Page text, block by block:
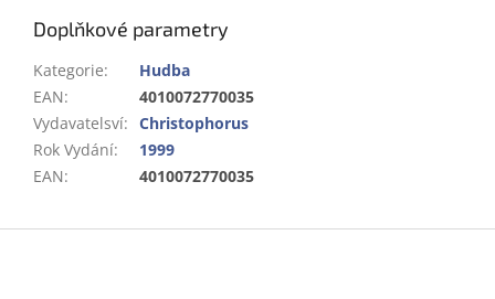
Doplňkové parametry
Kategorie:
Hudba
EAN:
4010072770035
Vydavatelsví: Christophorus
Rok Vydání:
1999
EAN: 4010072770035